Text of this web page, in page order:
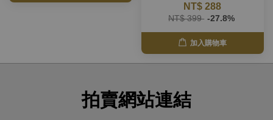
NT$ 288
NT$ 399 -27.8%
加入購物車
拍賣網站連結